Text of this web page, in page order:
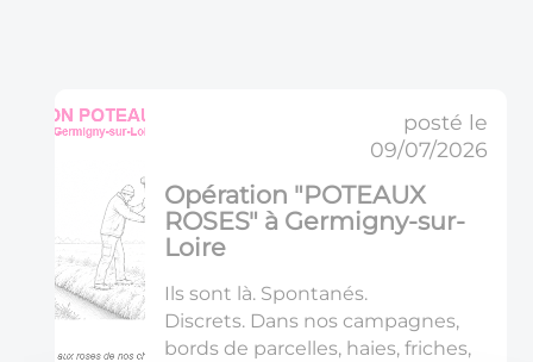
a
a
i
t
posté le
09/07/2026
Opération "POTEAUX
ROSES" à Germigny-sur-
Loire
Ils sont là. Spontanés.
Discrets. Dans nos campagnes,
bords de parcelles, haies, friches,